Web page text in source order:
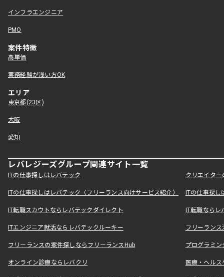
インフラエンジニア
PMO
案件特徴
高単価
実務経験が浅い方OK
エリア
東京都(23区)
大阪
愛知
レバレジーズグループ関連サイト一覧
ITの仕事探しはレバテック クリエイタ
ITの仕事探しはレバテック（フリーランス向けサービス紹介） ITの仕事探
IT転職スカウトならレバテックダイレクト IT転職なら
ITエンジニア就活ならレバテックルーキー フリーラン
フリーランスの案件探しならフリーランスHub プログラミ
オンライン診療ならレバクリ 医療・ヘル